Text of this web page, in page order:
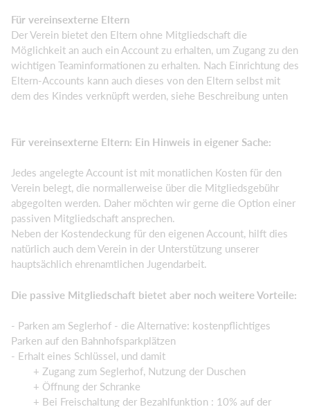
Für vereinsexterne Eltern
Der Verein bietet den Eltern ohne Mitgliedschaft die
Möglichkeit an auch ein Account zu erhalten, um Zugang zu den
wichtigen Teaminformationen zu erhalten. Nach Einrichtung des
Eltern-Accounts kann auch dieses von den Eltern selbst mit
dem des Kindes verknüpft werden, siehe Beschreibung unten
Für vereinsexterne Eltern: Ein Hinweis in eigener Sache:
Jedes angelegte Account ist mit monatlichen Kosten für den
Verein belegt, die normallerweise über die Mitgliedsgebühr
abgegolten werden. Daher möchten wir gerne die Option einer
passiven Mitgliedschaft ansprechen.
Neben der Kostendeckung für den eigenen Account, hilft dies
natürlich auch dem Verein in der Unterstützung unserer
hauptsächlich ehrenamtlichen Jugendarbeit.
Die passive Mitgliedschaft bietet aber noch weitere Vorteile:
- Parken am Seglerhof - die Alternative: kostenpflichtiges
Parken auf den Bahnhofsparkplätzen
- Erhalt eines Schlüssel, und damit
+ Zugang zum Seglerhof, Nutzung der Duschen
+ Öffnung der Schranke
+ Bei Freischaltung der Bezahlfunktion : 10% auf der